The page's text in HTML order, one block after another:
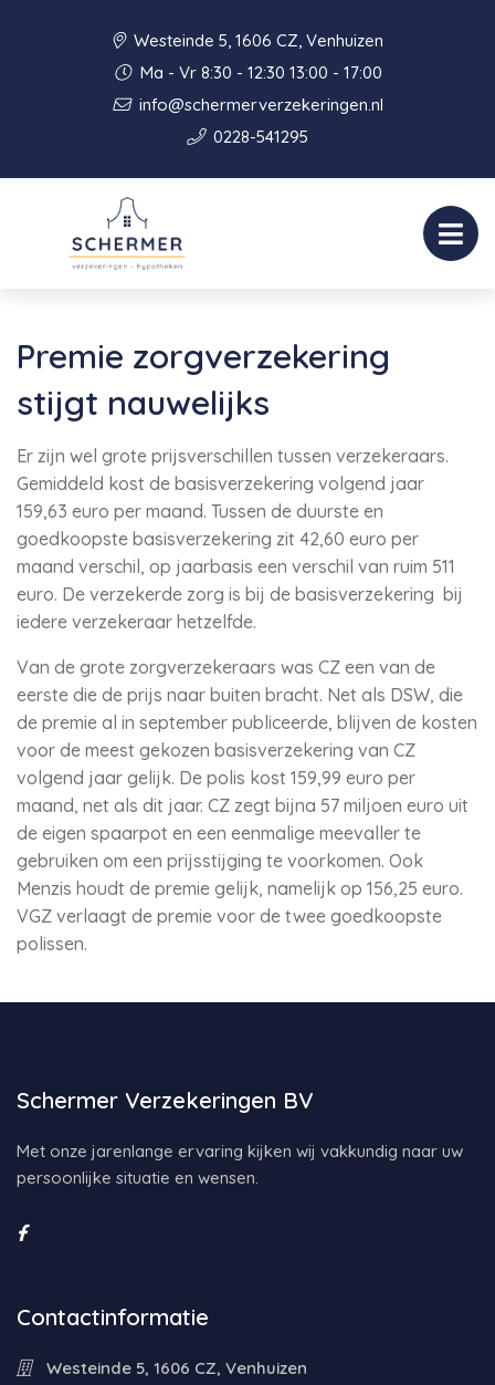
Westeinde 5, 1606 CZ, Venhuizen
Ma - Vr 8:30 - 12:30 13:00 - 17:00
info@schermerverzekeringen.nl
0228-541295
Premie zorgverzekering
stijgt nauwelijks
Er zijn wel grote prijsverschillen tussen verzekeraars.
Gemiddeld kost de basisverzekering volgend jaar
159,63 euro per maand. Tussen de duurste en
goedkoopste basisverzekering zit 42,60 euro per
maand verschil, op jaarbasis een verschil van ruim 511
euro. De verzekerde zorg is bij de basisverzekering bij
iedere verzekeraar hetzelfde.
Van de grote zorgverzekeraars was CZ een van de
eerste die de prijs naar buiten bracht. Net als DSW, die
de premie al in september publiceerde, blijven de kosten
voor de meest gekozen basisverzekering van CZ
volgend jaar gelijk. De polis kost 159,99 euro per
maand, net als dit jaar. CZ zegt bijna 57 miljoen euro uit
de eigen spaarpot en een eenmalige meevaller te
gebruiken om een prijsstijging te voorkomen. Ook
Menzis houdt de premie gelijk, namelijk op 156,25 euro.
VGZ verlaagt de premie voor de twee goedkoopste
polissen.
Schermer Verzekeringen BV
Met onze jarenlange ervaring kijken wij vakkundig naar uw
persoonlijke situatie en wensen.
Contactinformatie
Westeinde 5, 1606 CZ, Venhuizen